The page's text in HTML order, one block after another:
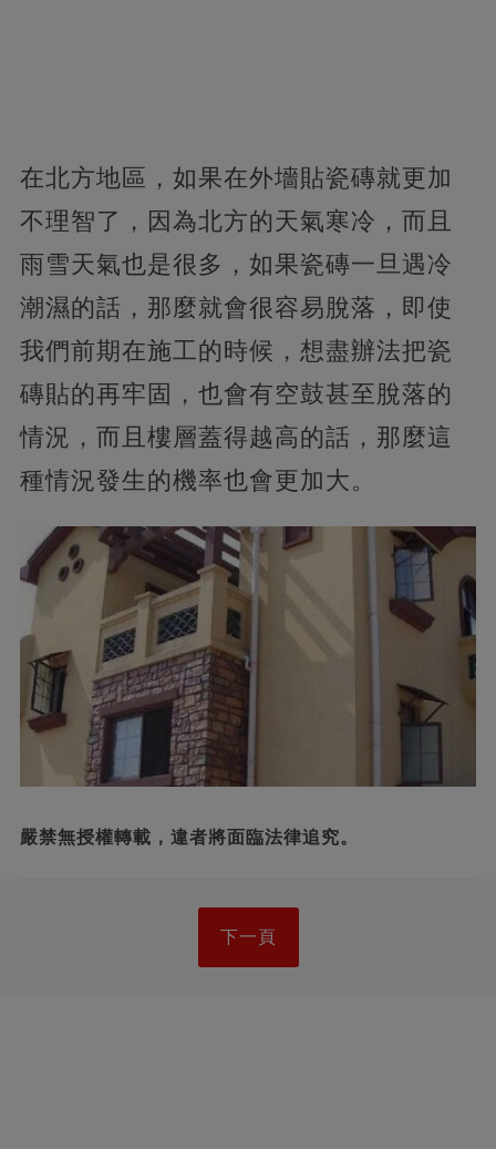
在北方地區，如果在外墻貼瓷磚就更加
不理智了，因為北方的天氣寒冷，而且
雨雪天氣也是很多，如果瓷磚一旦遇冷
潮濕的話，那麼就會很容易脫落，即使
我們前期在施工的時候，想盡辦法把瓷
磚貼的再牢固，也會有空鼓甚至脫落的
情況，而且樓層蓋得越高的話，那麼這
種情況發生的機率也會更加大。
嚴禁無授權轉載，違者將面臨法律追究。
下一頁